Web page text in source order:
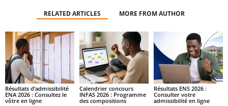
RELATED ARTICLES MORE FROM AUTHOR
Résultats d’admissibilité
ENA 2026 : Consultez le
vôtre en ligne
Calendrier concours
INFAS 2026 : Programme
des compositions
Résultats ENS 2026 :
Consulter votre
admissibilité en ligne